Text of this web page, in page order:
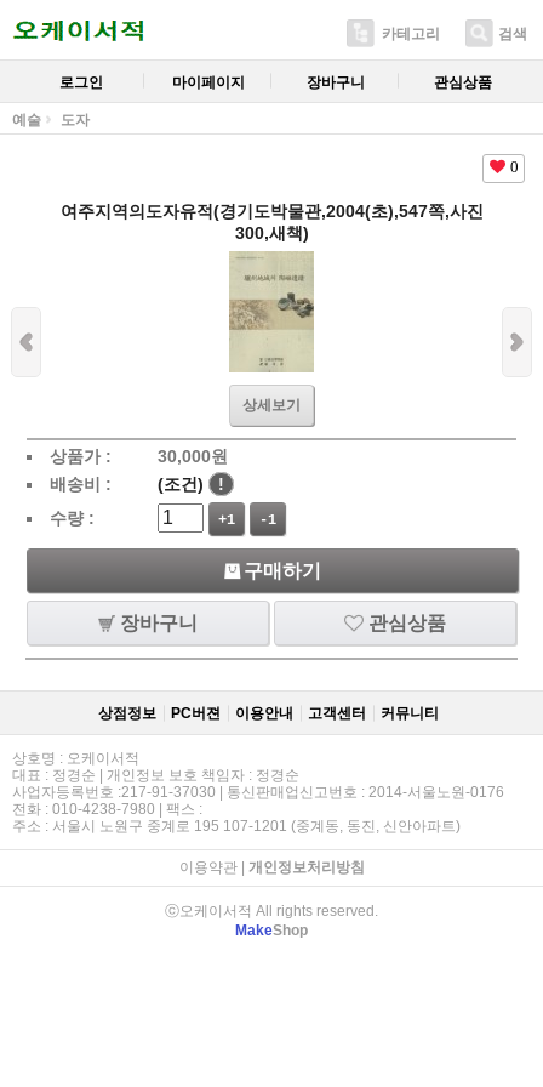
카테고리 검색
로그인 마이페이지 장바구니 관심상품
예술 도자
0
여주지역의도자유적(경기도박물관,2004(초),547쪽,사진
300,새책)
상세보기
상품가 : 30,000원
배송비 :
(조건)
!
수량 :
+1 -1
구매하기
장바구니 관심상품
상점정보 PC버젼 이용안내 고객센터 커뮤니티
상호명 : 오케이서적
대표 : 정경순 | 개인정보 보호 책임자 : 정경순
사업자등록번호 :217-91-37030 | 통신판매업신고번호 : 2014-서울노원-0176
전화 : 010-4238-7980 | 팩스 :
주소 : 서울시 노원구 중계로 195 107-1201 (중계동, 동진, 신안아파트)
이용약관| 개인정보처리방침
ⓒ오케이서적 All rights reserved.
MakeShop